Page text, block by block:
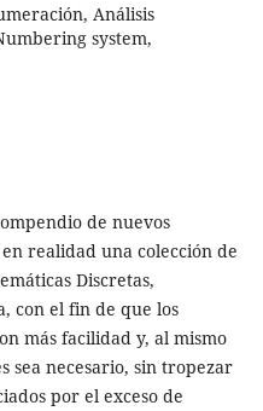
Análisis
system,
de nuevos
realidad una colección de
Discretas,
con el fin de que los
más facilidad y, al mismo
sea necesario, sin tropezar
por el exceso de